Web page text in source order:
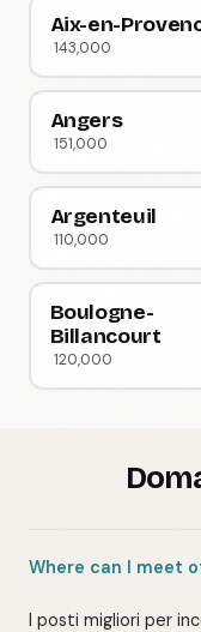
Aix-en-
143,000
Angers
151,000
Argenteuil
110,000
Boulogne-
Billancourt
120,000
Where can I meet
I posti migliori per